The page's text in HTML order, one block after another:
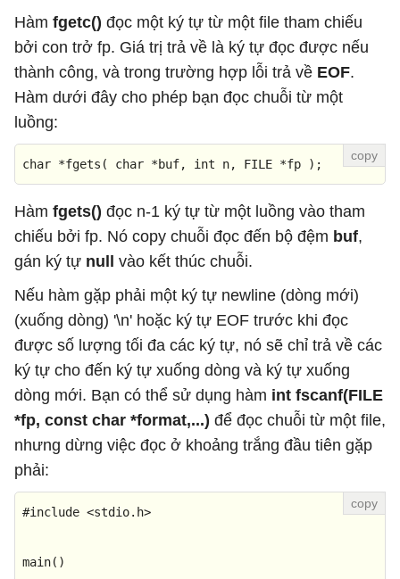
Hàm fgetc() đọc một ký tự từ một file tham chiếu
bởi con trở fp. Giá trị trả về là ký tự đọc được nếu
thành công, và trong trường hợp lỗi trả về EOF.
Hàm dưới đây cho phép bạn đọc chuỗi từ một
luồng:
char *fgets ( char *buf, int n, FILE *fp ) ;
Hàm fgets() đọc n-1 ký tự từ một luồng vào tham
chiếu bởi fp. Nó copy chuỗi đọc đến bộ đệm buf,
gán ký tự null
vào kết thúc chuỗi.
Nếu hàm gặp phải một ký tự newline (dòng mới)
(xuống dòng) '\n' hoặc ký tự EOF trước khi đọc
được số lượng tối đa các ký tự, nó sẽ chỉ trả về các
ký tự cho đến ký tự xuống dòng và ký tự xuống
dòng mới. Bạn có thể sử dụng hàm int fscanf(FILE
*fp, const char *format,...) để đọc chuỗi từ một file,
nhưng dừng việc đọc ở khoảng trắng đầu tiên gặp
phải:
#include <stdio.h>
main()